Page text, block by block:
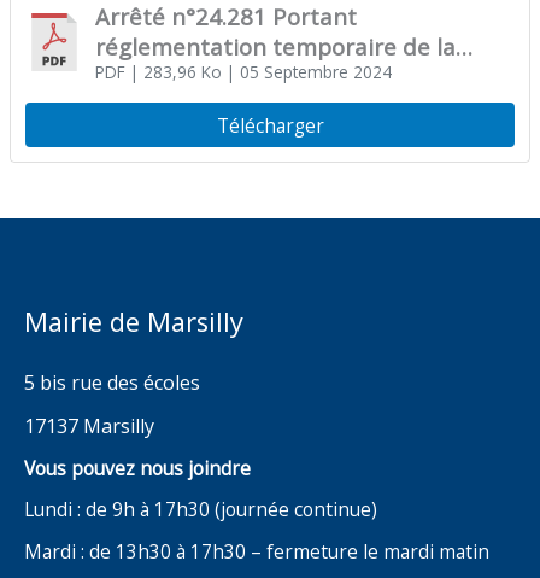
Arrêté n°24.281 Portant
réglementation temporaire de la
circulation et du stationnement : rue
du Moulin d’Amour
PDF| 283,96 Ko | 05 Septembre 2024
Télécharger
Mairie de Marsilly
5 bis rue des écoles
17137 Marsilly
Vous pouvez nous joindre
Lundi : de 9h à 17h30 (journée continue)
Mardi : de 13h30 à 17h30 – fermeture le mardi matin